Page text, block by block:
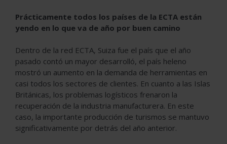
Prácticamente todos los países de la ECTA están
yendo en lo que va de año por buen camino
Dentro de la red ECTA, Suiza fue el país que el año
pasado contó un mayor desarrolló, el país heleno
mostró un aumento en la demanda de herramientas en
casi todos los sectores de clientes. En cuanto a las Islas
Británicas, los problemas logísticos frenaron la
recuperación de la industria manufacturera. En este
caso, la importante producción de turismos se mantuvo
significativamente por detrás del año anterior.